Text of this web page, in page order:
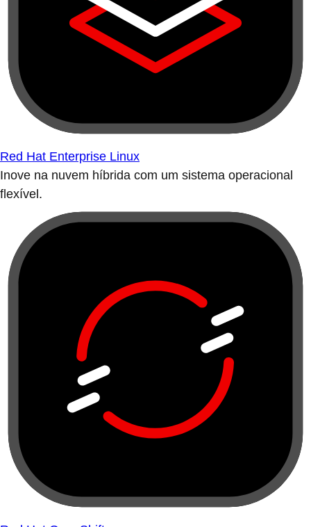
Red Hat Enterprise Linux
Inove na nuvem híbrida com um sistema operacional
flexível.